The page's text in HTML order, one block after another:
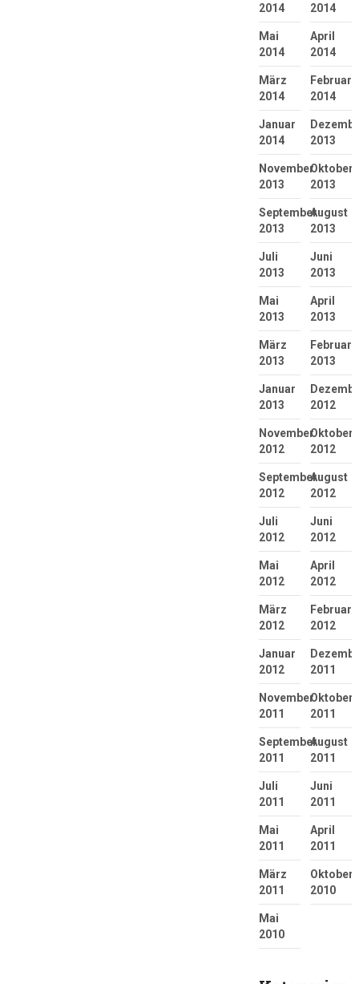
2014
2014
Mai
2014
April
2014
März
2014
Februar
2014
Januar
2014
2013
November
2013
Oktober
2013
September
2013
August
2013
Juli
2013
Juni
2013
Mai
2013
April
2013
März
2013
Februar
2013
Januar
2013
2012
November
2012
Oktober
2012
September
2012
August
2012
Juli
2012
Juni
2012
Mai
2012
April
2012
März
2012
Februar
2012
Januar
2012
2011
November
2011
Oktober
2011
September
2011
August
2011
Juli
2011
Juni
2011
Mai
2011
April
2011
März
2011
Oktober
2010
Mai
2010